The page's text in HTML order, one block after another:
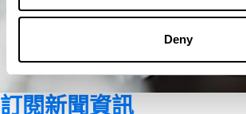
Deny
訂閱新聞資訊